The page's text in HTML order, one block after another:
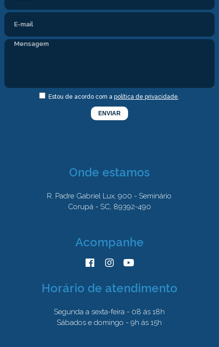
Estou de acordo com apolítica de privacidade
Onde estamos
R. Padre Gabriel Lux, 900 - Seminário
Corupá - SC, 89392-490
Acompanhe
Horário de atendimento
Segunda a sexta-feira - 08 ás 18h
Sábados e domingo - 9h ás 15h